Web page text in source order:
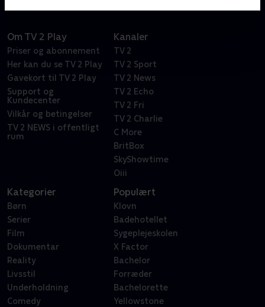
Om TV 2 Play
Priser og abonnement
Her kan du se TV 2 Play
Gavekort til TV 2 Play
Support og
Kundecenter
Vilkår og betingelser
TV 2 NEWS i offentligt
rum
Kanaler
TV 2
TV 2 Sport
TV 2 News
TV 2 Echo
TV 2 Fri
TV 2 Charlie
C More
BritBox
SkyShowtime
Oiii
Kategorier
Børn
Serier
Film
Dokumentar
Reality
Livsstil
Underholdning
Comedy
Populært
Klovn
Badehotellet
Sygeplejeskolen
X Factor
Bachelor
Forræder
Bachelorette
Yellowstone